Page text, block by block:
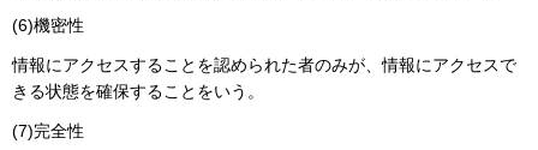
(6)機密性
情報にアクセスすることを認められた者のみが、情報にアクセスで
きる状態を確保することをいう。
(7)完全性